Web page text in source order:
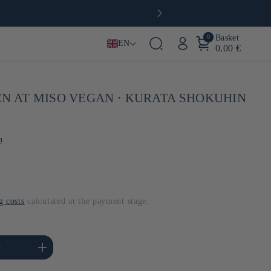
EN
0 Basket
0.00 €
AT MISO VEGAN ⋅ KURATA SHOKUHIN
costs calculated at the payment stage.
the amount of Default
Title